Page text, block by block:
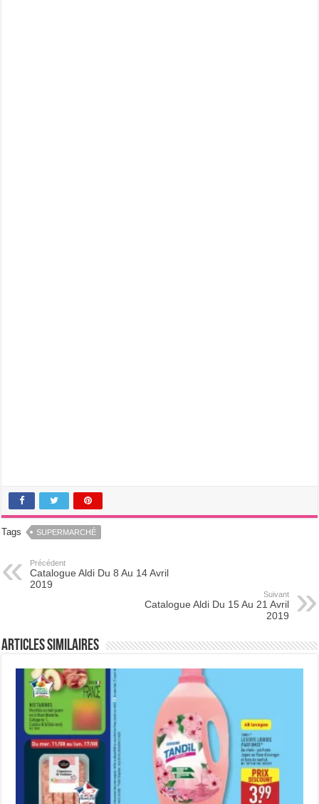
Tags SUPERMARCHÉ
Précédent
Catalogue Aldi Du 8 Au 14 Avril
2019
Suivant
Catalogue Aldi Du 15 Au 21 Avril
2019
Articles Similaires